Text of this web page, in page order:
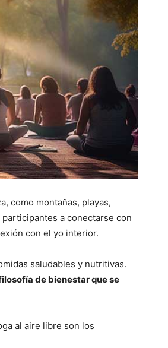
como montañas, playas,
a conectarse con
con el yo interior.
saludables y nutritivas.
de bienestar que se
al aire libre son los